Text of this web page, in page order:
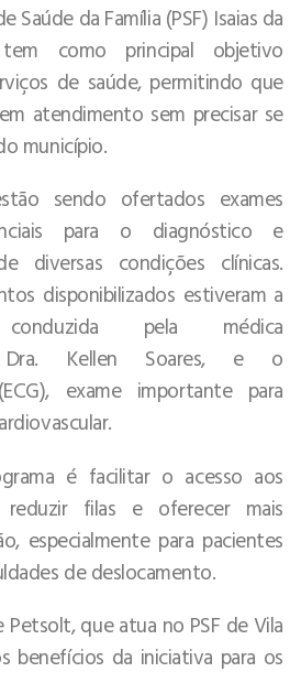
Saúde da Família (PSF) Isaias da
como principal objetivo
de saúde, permitindo que
atendimento sem precisar se
município.
sendo ofertados exames
para o diagnóstico e
diversas condições clínicas.
disponibilizados estiveram a
conduzida pela médica
Dra. Kellen Soares, e o
exame importante para
é facilitar o acesso aos
reduzir filas e oferecer mais
especialmente para pacientes
de deslocamento.
Petsolt, que atua no PSF de Vila
benefícios da iniciativa para os